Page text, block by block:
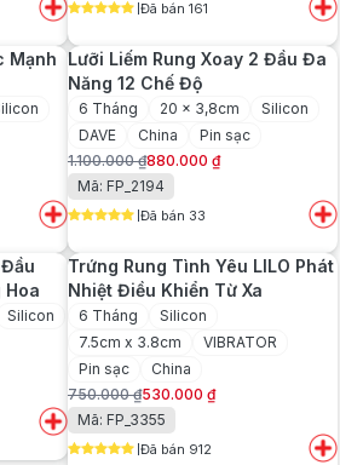
là:
350.000 ₫.
tại
là:
280.000 ₫.
Đã bán 161
Mạnh Lưỡi Liếm Rung Xoay 2 Đầu Đa
Năng 12 Chế Độ
6 Tháng 20 x 3,8cm
Silicon
DAVE
China
Pin sạc
1.100.000₫
Giá
gốc
là:
1.100.000 ₫.
880.000 ₫
Giá
hiện
tại
là:
880.000 ₫.
Mã: FP_2194
Đã bán 33
Hoa
Silicon
Trứng Rung Tình Yêu LILO Phát
Nhiệt Điều Khiển Từ Xa
6 Tháng
Silicon
7.5cm x 3.8cm
VIBRATOR
Pin sạc
China
750.000₫
Giá
gốc
là:
530.000 ₫
Giá
hiện
tại
Mã: FP_3355
Đã bán 912